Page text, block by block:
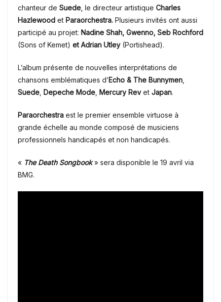
chanteur de Suede , le directeur artistique Charles
Hazlewood et Paraorchestra. Plusieurs invités ont aussi
participé au projet: Nadine Shah, Gwenno, Seb Rochford
(Sons of Kemet) et Adrian Utley (Portishead).
L’album présente de nouvelles interprétations de
chansons emblématiques d’Echo & The Bunnymen
Suede Depeche Mode Mercury Rev et Japan.
Paraorchestra est le premier ensemble virtuose à
grande échelle au monde composé de musiciens
professionnels handicapés et non handicapés.
« The Death Songbook» sera disponible le 19 avril via
BMG.